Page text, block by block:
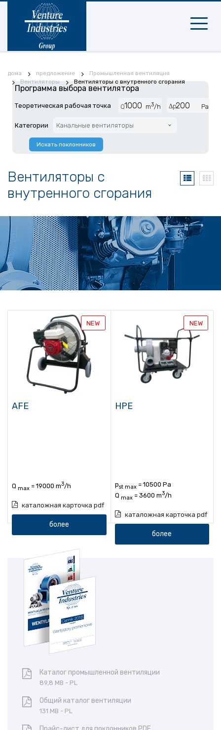
дома предложение
Промышленная вентиляция
Вентиляторы
Вентиляторы с внутренного сгорания
Программа выбора вентилятора
Теоретическая рабочая точка Q m3/h Δp Pa
Категории Канальные вентиляторы
Искать поклонников
Вентиляторы с
внутренного сгорания
NEW
AFE
Q max = 19000 m3/h
каталожная карточка pdf
более
NEW
HPE
pst max= 10500 Pa
Q max= 3600 m3/h
каталожная карточка pdf
более
Каталог промышленной вентиляции
89,8 MB - PL
Общий каталог вентиляции
131 MB - PL